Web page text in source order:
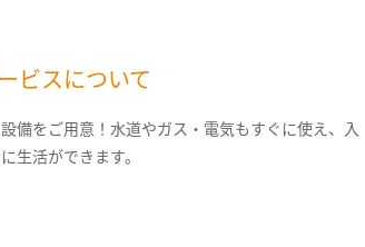
ビスについて
備をご用意！水道やガス・電気もすぐに使え、入
生活ができます。